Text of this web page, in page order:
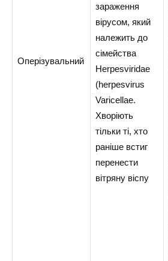
Оперізувальний
зараження
вірусом, який
належить до
сімейства
Herpesviridae
(herpesvirus
Varicellae.
Хворіють
тільки ті, хто
раніше встиг
перенести
вітряну віспу